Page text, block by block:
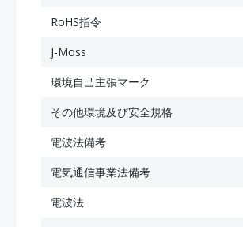
RoHS指令
J-Moss
環境自己主張マーク
その他環境及び安全規格
電波法備考
電気通信事業法備考
電波法